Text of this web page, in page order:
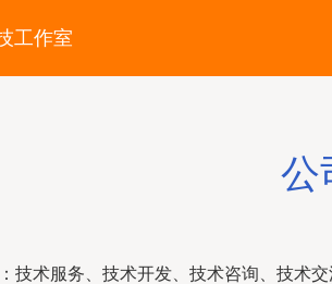
工作室
公
技术服务、技术开发、技术咨询、技术